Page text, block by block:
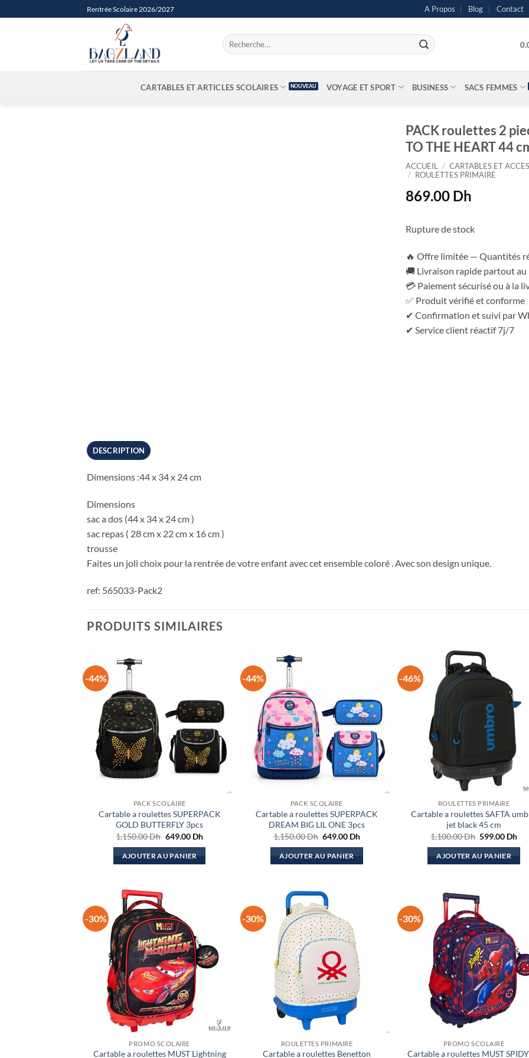
au
Rentrée Scolaire 2026/2027 A Propos Blog Contact
Recherche
pour :
CARTABLES ET ARTICLES SCOLAIRES VOYAGE ET SPORT BUSINESS SACS FEMMES
PACK roulettes 2
TO THE HEART 44
ACCUEIL / CARTABLES ET
/ ROULETTES PRIMAIRE
869.00 Dh
Rupture de stock
🔥 Offre limitée — Quantités
🚚 Livraison rapide partout
💳 Paiement sécurisé ou à la
✅ Produit vérifié et conforme
✔ Confirmation et suivi par
✔ Service client réactif 7j/7
DESCRIPTION
Dimensions :44 x 34 x 24 cm
Dimensions
sac a dos (44 x 34 x 24 cm )
sac repas ( 28 cm x 22 cm x 16 cm )
trousse
Faites un joli choix pour la rentrée de votre enfant avec cet ensemble coloré . Avec son design unique.
ref: 565033-Pack2
PRODUITS SIMILAIRES
-44%
PACK SCOLAIRE
Cartable a roulettes SUPERPACK
GOLD BUTTERFLY 3pcs
1,150.00Dh Le
initial
était :
649.00 DhLe
AJOUTER AU PANIER
-44%
PACK SCOLAIRE
Cartable a roulettes SUPERPACK
DREAM BIG LIL ONE 3pcs
1,150.00Dh Le
initial
était :
649.00 DhLe
AJOUTER AU PANIER
-46%
ROULETTES PRIMAIRE
Cartable a roulettes SAFTA
jet black 45 cm
1,100.00Dh Le
initial
était :
599.00 DhLe
AJOUTER AU PANIER
-30%
PROMO SCOLAIRE
Cartable a roulettes MUST Lightning
-30%
ROULETTES PRIMAIRE
Cartable a roulettes Benetton
-30%
PROMO SCOLAIRE
Cartable a roulettes MUST